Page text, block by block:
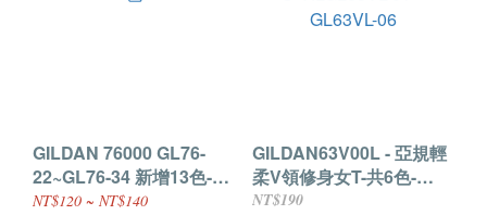
GILDAN 76000 GL76-
22~GL76-34 新增13色-13
色
NT$120 ~ NT$140
GILDAN63V00L - 亞規輕
柔V領修身女T-共6色-
S~XLGL63VL-01 ~
NT$190